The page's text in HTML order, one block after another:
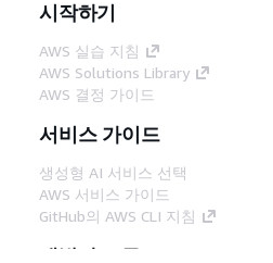
시작하기
AWS 실습 지침
AWS Solutions Library
AWS 결정 가이드
서비스 가이드
생성형 AI 서비스 선택
AWS 서비스 가이드
GitHub의 AWS CLI 지침
개발자 도구